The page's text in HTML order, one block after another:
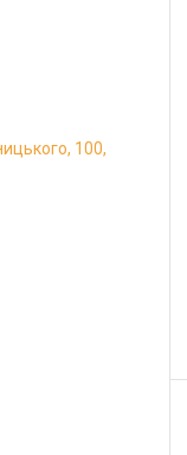
100,